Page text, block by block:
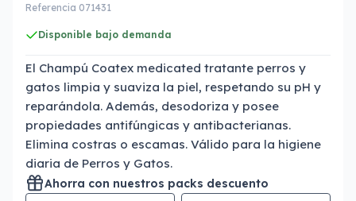
Referencia 071431
Disponible bajo demanda
El Champú Coatex medicated tratante perros y
gatos limpia y suaviza la piel, respetando su pH y
reparándola. Además, desodoriza y posee
propiedades antifúngicas y antibacterianas.
Elimina costras o escamas. Válido para la higiene
diaria de Perros y Gatos.
Ahorra con nuestros packs descuento